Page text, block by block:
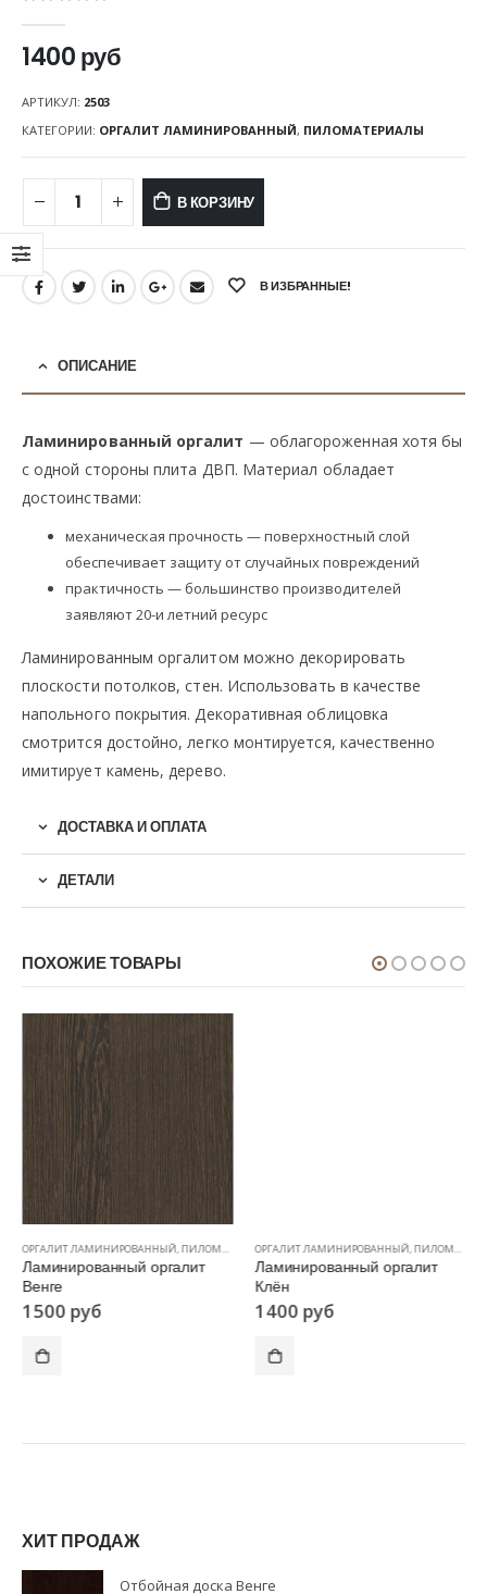
1400руб
АРТИКУЛ: 2503
КАТЕГОРИИ: ОРГАЛИТ ЛАМИНИРОВАННЫЙ, ПИЛОМАТЕРИАЛЫ
В КОРЗИНУ
В ИЗБРАННЫЕ!
ОПИСАНИЕ
Ламинированный оргалит — облагороженная хотя бы
с одной стороны плита ДВП. Материал обладает
достоинствами:
механическая прочность — поверхностный слой
обеспечивает защиту от случайных повреждений
практичность — большинство производителей
заявляют 20-и летний ресурс
Ламинированным оргалитом можно декорировать
плоскости потолков, стен. Использовать в качестве
напольного покрытия. Декоративная облицовка
смотрится достойно, легко монтируется, качественно
имитирует камень, дерево.
ДОСТАВКА И ОПЛАТА
ДЕТАЛИ
ПОХОЖИЕ ТОВАРЫ
ОРГАЛИТ ЛАМИНИРОВАННЫЙ,ПИЛОМАТЕРИАЛЫ
Ламинированный оргалит
Венге
1500 руб
ОРГАЛИТ ЛАМИНИРОВАННЫЙ,ПИЛОМАТЕРИАЛЫ
Ламинированный оргалит
Клён
1400 руб
ХИТ ПРОДАЖ
Отбойная доска Венге